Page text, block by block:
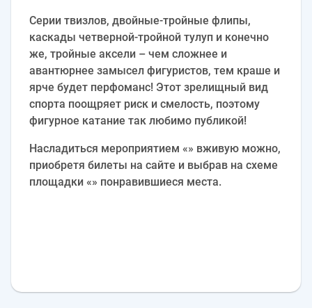
Серии твизлов, двойные-тройные флипы,
каскады четверной-тройной тулуп и конечно
же, тройные аксели – чем сложнее и
авантюрнее замысел фигуристов, тем краше и
ярче будет перфоманс! Этот зрелищный вид
спорта поощряет риск и смелость, поэтому
фигурное катание так любимо публикой!
Насладиться мероприятием «» вживую можно,
приобретя билеты на сайте и выбрав на схеме
площадки «» понравившиеся места.